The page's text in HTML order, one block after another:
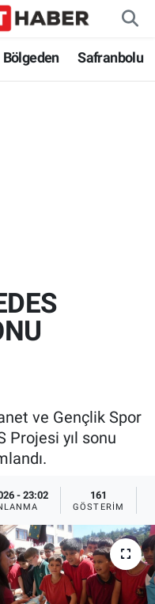
Bölgeden Safranbolu
ve Gençlik Spor
Projesi yıl sonu
- 23:02 161
GÖSTERIM